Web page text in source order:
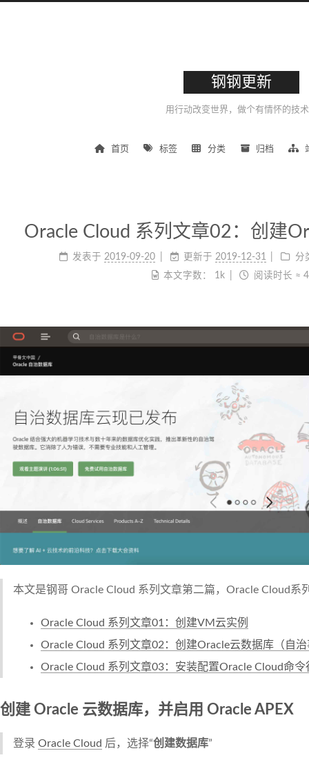
钢钢更新
用行动改变世界，做个有情怀的技
首页 标签 分类 归档
Oracle Cloud 系列文章02：创建
发表于 2019-09-20 更新于 2019-12-31
分
本文字数：
1k 阅读时长 ≈
本文是钢哥 Oracle Cloud 系列文章第二篇，Oracle Cloud系
Oracle Cloud 系列文章01：创建VM云实例
Oracle Cloud 系列文章02：创建Oracle云数据库（自
Oracle Cloud 系列文章03：安装配置Oracle Cloud命令
创建 Oracle 云数据库，并启用 Oracle APEX
登录 Oracle Cloud 后，选择“创建数据库”